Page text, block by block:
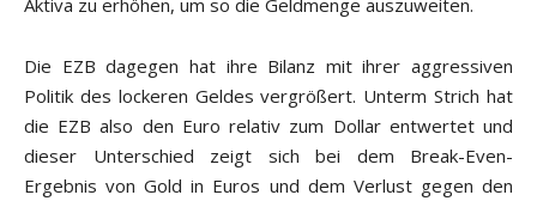
Die EZB dagegen hat ihre Bilanz mit ihrer aggressiven
Politik des lockeren Geldes vergrößert. Unterm Strich hat
die EZB also den Euro relativ zum Dollar entwertet und
dieser Unterschied zeigt sich bei dem Break-Even-
Ergebnis von Gold in Euros und dem Verlust gegen den